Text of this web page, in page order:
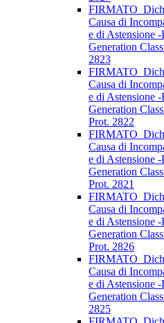
Causa di
e di Astensione
Generation
2823
Causa di
e di Astensione
Generation
Prot. 2822
Causa di
e di Astensione
Generation
Prot. 2821
Causa di
e di Astensione
Generation
Prot. 2826
Causa di
e di Astensione
Generation
2825